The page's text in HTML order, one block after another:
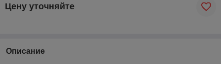
Цену уточняйте
Описание